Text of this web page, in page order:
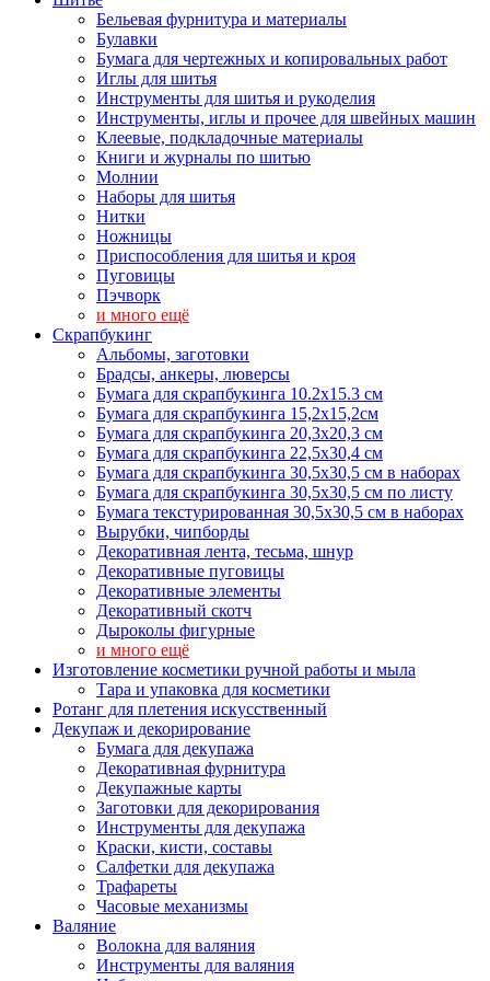
Бельевая фурнитура и материалы
Булавки
Бумага для чертежных и копировальных работ
Иглы для шитья
Инструменты для шитья и рукоделия
Инструменты, иглы и прочее для швейных машин
Клеевые, подкладочные материалы
Книги и журналы по шитью
Молнии
Наборы для шитья
Нитки
Ножницы
Приспособления для шитья и кроя
Пуговицы
Пэчворк
и много ещё
Скрапбукинг
Альбомы, заготовки
Брадсы, анкеры, люверсы
Бумага для скрапбукинга 10.2х15.3 см
Бумага для скрапбукинга 15,2х15,2см
Бумага для скрапбукинга 20,3х20,3 см
Бумага для скрапбукинга 22,5х30,4 см
Бумага для скрапбукинга 30,5х30,5 см в наборах
Бумага для скрапбукинга 30,5х30,5 см по листу
Бумага текстурированная 30,5х30,5 см в наборах
Вырубки, чипборды
Декоративная лента, тесьма, шнур
Декоративные пуговицы
Декоративные элементы
Декоративный скотч
Дыроколы фигурные
и много ещё
Изготовление косметики ручной работы и мыла
Тара и упаковка для косметики
Ротанг для плетения искусственный
Декупаж и декорирование
Бумага для декупажа
Декоративная фурнитура
Декупажные карты
Заготовки для декорирования
Инструменты для декупажа
Краски, кисти, составы
Салфетки для декупажа
Трафареты
Часовые механизмы
Валяние
Волокна для валяния
Инструменты для валяния